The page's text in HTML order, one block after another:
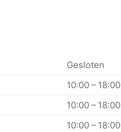
Gesloten
10:00 – 18:00
10:00 – 18:00
10:00 – 18:00